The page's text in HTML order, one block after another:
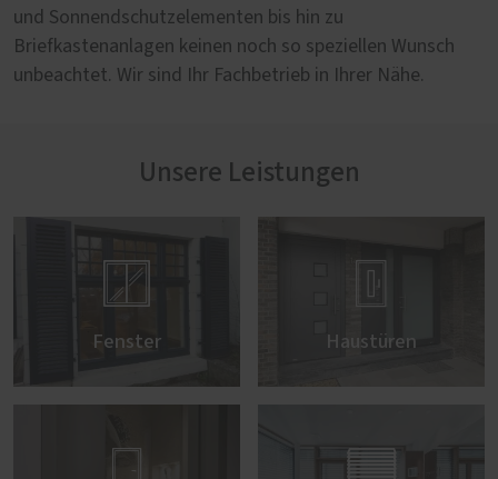
und Sonnendschutzelementen bis hin zu
Briefkastenanlagen keinen noch so speziellen Wunsch
unbeachtet. Wir sind Ihr Fachbetrieb in Ihrer Nähe.
Unsere Leistungen

Fenster

Haustüren